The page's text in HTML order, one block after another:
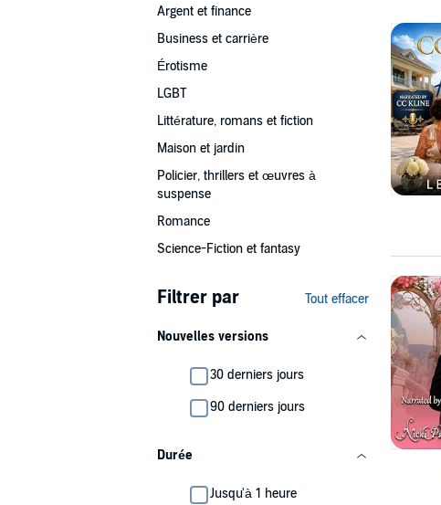
Argent et finance
Business et carrière
Érotisme
LGBT
Littérature, romans et fiction
Maison et jardin
Policier, thrillers et œuvres à
suspense
Romance
Science-Fiction et fantasy
Filtrer par Tout effacer
Nouvelles versions
30 derniers jours
90 derniers jours
Durée
Jusqu'à 1 heure